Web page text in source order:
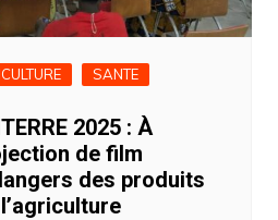
SANTE
2025 : À
de film
des produits